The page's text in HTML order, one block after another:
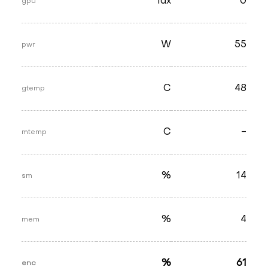
pwr W 55
gtemp C 48
mtemp C -
sm % 14
mem % 4
enc % 61